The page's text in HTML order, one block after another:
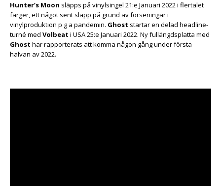
Hunter’s Moon släpps på vinylsingel 21:e Januari 2022 i flertalet
färger, ett något sent släpp på grund av förseningar i
vinylproduktion p g a pandemin. Ghost startar en delad headline-
turné med Volbeat i USA 25:e Januari 2022. Ny fullängdsplatta med
Ghost har rapporterats att komma någon gång under första
halvan av 2022.